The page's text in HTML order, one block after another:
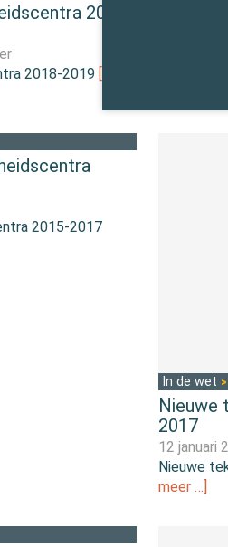
2018-
2018-2019 [Lees
2015-2017
In de wet
Nieuwe
2017
12 januari
Nieuwe
meer …]